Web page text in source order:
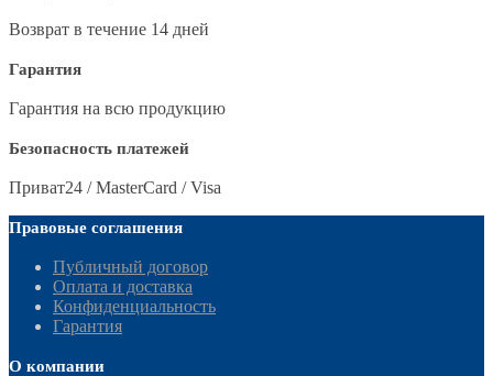
Возврат в течение 14 дней
Гарантия
Гарантия на всю продукцию
Безопасность платежей
Приват24 / MasterCard / Visa
Правовые соглашения
Публичный договор
Оплата и доставка
Конфиденциальность
Гарантия
О компании